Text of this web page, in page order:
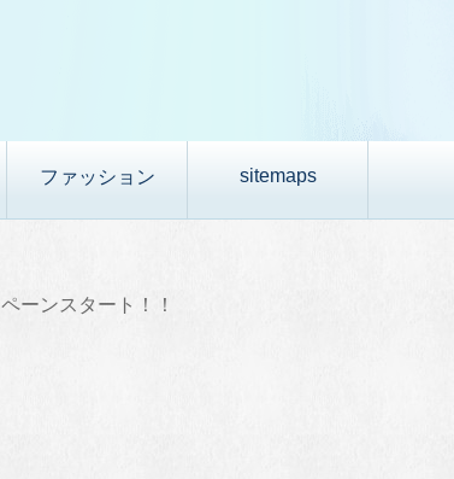
ファッション sitemaps
ーンスタート！！